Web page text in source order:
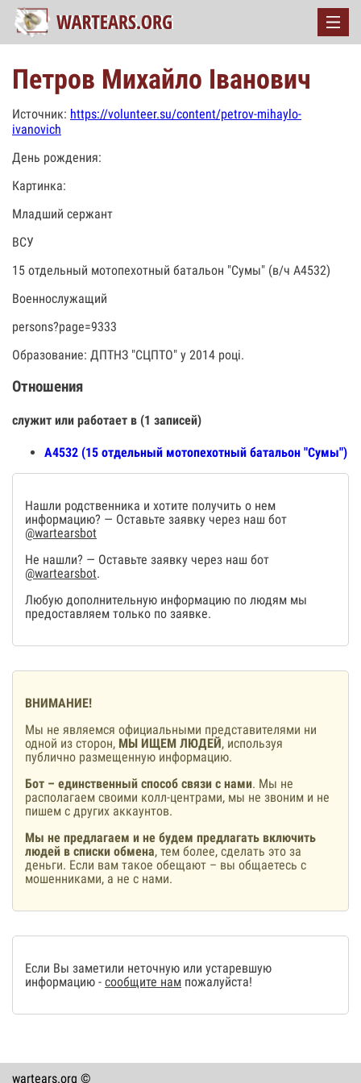
Петров Михайло Іванович
Источник: https://volunteer.su/content/petrov-mihaylo-
ivanovich
День рождения:
Картинка:
Младший сержант
ВСУ
15 отдельный мотопехотный батальон "Сумы" (в/ч А4532)
Военнослужащий
persons?page=9333
Образование: ДПТНЗ "СЦПТО" у 2014 році.
Отношения
служит или работает в (1 записей)
А4532 (15 отдельный мотопехотный батальон "Сумы")
Нашли родственника и хотите получить о нем
информацию? — Оставьте заявку через наш бот
@wartearsbot
Не нашли? — Оставьте заявку через наш бот
@wartearsbot.
Любую дополнительную информацию по людям мы
предоставляем только по заявке.
ВНИМАНИЕ!
Мы не являемся официальными представителями ни
одной из сторон, МЫ ИЩЕМ ЛЮДЕЙ, используя
публично размещенную информацию.
Бот – единственный способ связи с нами. Мы не
располагаем своими колл-центрами, мы не звоним и не
пишем с других аккаунтов.
Мы не предлагаем и не будем предлагать включить
людей в списки обмена, тем более, сделать это за
деньги. Если вам такое обещают – вы общаетесь с
мошенниками, а не с нами.
Если Вы заметили неточную или устаревшую
информацию - сообщите нам пожалуйста!
wartears.org ©